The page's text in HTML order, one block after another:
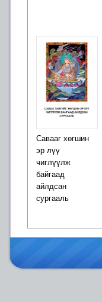
Савааг хөгшин
эр лүү
чиглүүлж
байгаад
айлдсан
сургааль